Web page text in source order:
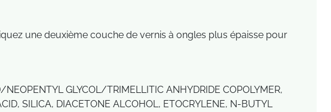
une deuxième couche de vernis à ongles plus épaisse pour
GLYCOL/TRIMELLITIC ANHYDRIDE COPOLYMER,
SILICA, DIACETONE ALCOHOL, ETOCRYLENE, N-BUTYL